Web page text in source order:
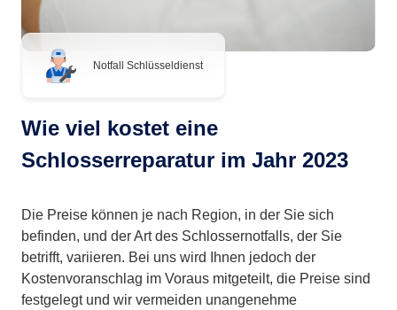
Notfall Schlüsseldienst
Wie viel kostet eine
Schlosserreparatur im Jahr 2023
Die Preise können je nach Region, in der Sie sich
befinden, und der Art des Schlossernotfalls, der Sie
betrifft, variieren. Bei uns wird Ihnen jedoch der
Kostenvoranschlag im Voraus mitgeteilt, die Preise sind
festgelegt und wir vermeiden unangenehme